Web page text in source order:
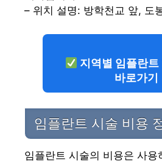
– 위치 설명: 방학천교 앞, 도
지역별 임플란트
바로가기
임플란트 시술 비용
임플란트 시술의 비용은 사용